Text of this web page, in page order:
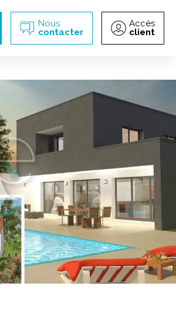
Nous
contacter
Accès
client